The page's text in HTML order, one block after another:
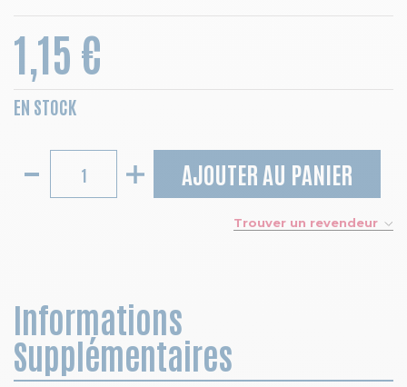
1,15 €
EN STOCK
AJOUTER AU PANIER
Trouver un revendeur
Informations
Supplémentaires